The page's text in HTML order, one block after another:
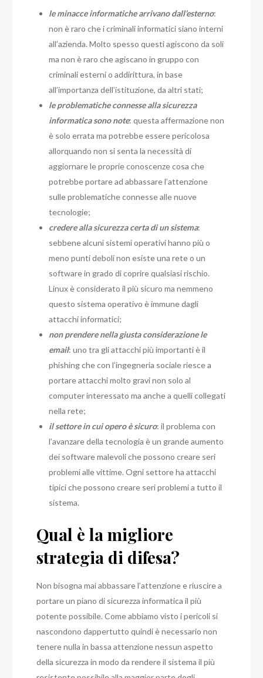
le minacce informatiche arrivano dall’esterno:
non è raro che i criminali informatici siano interni
all’azienda. Molto spesso questi agiscono da soli
ma non è raro che agiscano in gruppo con
criminali esterni o addirittura, in base
all’importanza dell’istituzione, da altri stati;
le problematiche connesse alla sicurezza
informatica sono note: questa affermazione non
è solo errata ma potrebbe essere pericolosa
allorquando non si senta la necessità di
aggiornare le proprie conoscenze cosa che
potrebbe portare ad abbassare l’attenzione
sulle problematiche connesse alle nuove
tecnologie;
credere alla sicurezza certa di un sistema:
sebbene alcuni sistemi operativi hanno più o
meno punti deboli non esiste una rete o un
software in grado di coprire qualsiasi rischio.
Linux è considerato il più sicuro ma nemmeno
questo sistema operativo è immune dagli
attacchi informatici;
non prendere nella giusta considerazione le
email: uno tra gli attacchi più importanti è il
phishing che con l’ingegneria sociale riesce a
portare attacchi molto gravi non solo al
computer interessato ma anche a quelli collegati
nella rete;
il settore in cui opero è sicuro: il problema con
l’avanzare della tecnologia è un grande aumento
dei software malevoli che possono creare seri
problemi alle vittime. Ogni settore ha attacchi
tipici che possono creare seri problemi a tutto il
sistema.
Qual è la migliore
strategia di difesa?
Non bisogna mai abbassare l’attenzione e riuscire a
portare un piano di sicurezza informatica il più
potente possibile. Come abbiamo visto i pericoli si
nascondono dappertutto quindi è necessario non
tenere nulla in bassa attenzione nessun aspetto
della sicurezza in modo da rendere il sistema il più